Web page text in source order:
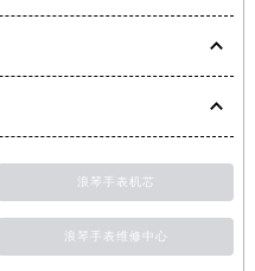
浪琴手表机芯
浪琴手表维修中心